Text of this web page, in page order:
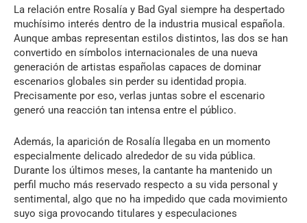
La relación entre Rosalía y Bad Gyal siempre ha despertado
muchísimo interés dentro de la industria musical española.
Aunque ambas representan estilos distintos, las dos se han
convertido en símbolos internacionales de una nueva
generación de artistas españolas capaces de dominar
escenarios globales sin perder su identidad propia.
Precisamente por eso, verlas juntas sobre el escenario
generó una reacción tan intensa entre el público.
Además, la aparición de Rosalía llegaba en un momento
especialmente delicado alrededor de su vida pública.
Durante los últimos meses, la cantante ha mantenido un
perfil mucho más reservado respecto a su vida personal y
sentimental, algo que no ha impedido que cada movimiento
suyo siga provocando titulares y especulaciones